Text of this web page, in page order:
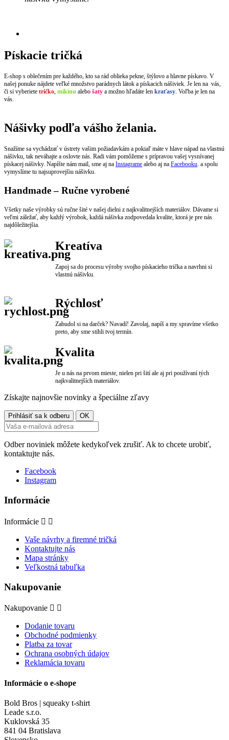
Pískacie tričká
E-shop s oblečením pre každého, kto sa rád oblieka pekne, štýlovo a hlavne pískavo. V
našej ponuke nájdete veľké množstvo parádnych látok a pískacich nášiviek. Je len na vás,
či si vyberiete tričko mikinu alebo šaty a možno hľadáte len kraťasy . Voľba je len na
vás.
Nášivky podľa vášho želania.
Snažíme sa vychádzať v ústrety vašim požiadavkám a pokiaľ máte v hlave nápad na vlastnú
nášivku, tak neváhajte a oslovte nás. Radi vám pomôžeme s prípravou vašej vysnívanej
pískacej nášivky. Napíšte nám mail, sme aj na Instagrame alebo aj na Facebooku . a spolu
vymyslíme tu najsuprovejšiu nášivku.
Handmade – Ručne vyrobené
Všetky naše výrobky sú ručne šité v našej dielni z najkvalitnejších materiálov. Dávame si
veľmi záležať, aby každý výrobok, každá nášivka zodpovedala kvalite, ktorá je pre nás
najdôležitejšia.
Kreatíva
Zapoj sa do procesu výroby svojho pískacieho trička a navrhni si
vlastnú nášivku.
Rýchlosť
Zabudol si na darček? Navadí! Zavolaj, napíš a my spravíme všetko
preto, aby sme stihli tvoj termín.
Kvalita
Je u nás na prvom mieste, nielen pri šití ale aj pri používaní tých
najkvalitnejších materiálov.
Získajte najnovšie novinky a špeciálne zľavy
Odber noviniek môžete kedykoľvek zrušiť. Ak to chcete urobiť,
kontaktujte nás.
Facebook
Instagram
Informácie
Informácie  
Vaše návrhy a firemné tričká
Kontaktujte nás
Mapa stránky
Veľkostná tabuľka
Nakupovanie
Nakupovanie  
Dodanie tovaru
Obchodné podmienky
Platba za tovar
Ochrana osobných údajov
Reklamácia tovaru
Informácie o e-shope
Bold Bros | squeaky t-shirt
Leade s.r.o.
Kuklovská 35
841 04 Bratislava